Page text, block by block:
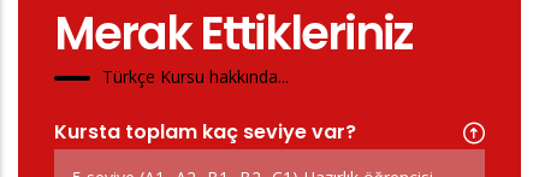
Merak Ettikleriniz
Türkçe Kursu hakkında...
Kursta toplam kaç seviye var?